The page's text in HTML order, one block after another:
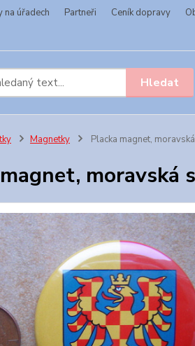
na úřadech Partneři Ceník dopravy
Hledat
Magnetky Placka magnet,
moravská